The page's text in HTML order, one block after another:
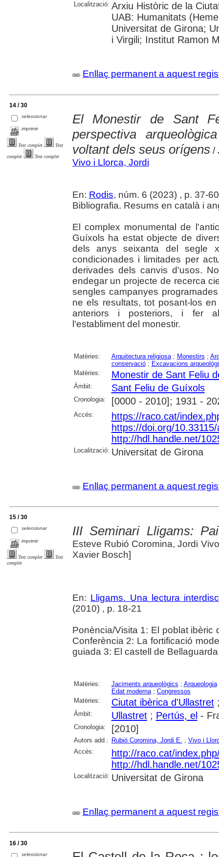
Localització: Arxiu Històric de la
UAB: Humanitats
Universitat de Girona;
i Virgili; Institut Ramon
Enllaç permanent a aquest
14 / 30
seleccionar
imprimir
Text complet Text
complet Text complet
El Monestir de Sant
perspectiva
voltant dels seus orígens/
Vivo i Llorca, Jordi
En: Rodis, núm. 6 (2023) , p. 37-
Bibliografia. Resums en català i
El complex monumental de
Guíxols ha estat objecte de
dels anys seixanta del segle
condicionades i limitades per
derivades dels canvis d'usos.
endegar un projecte de recerca
sengles campanyes
ne els resultats, tot posant-los
anteriors i posteriors, i fer
l'establiment del monestir.
Matèries: Arquitectura religiosa; Monestirs ;
conservació; Excavacions
Matèries:
Monestir de Sant Feliu
Àmbit: Sant Feliu de Guíxols
Cronologia: [0000 - 2010]; 1931 -
Accés:
https://raco.cat/
https://doi.org/
http://hdl.handle.net/
Localització: Universitat de Girona
Enllaç permanent a aquest
15 / 30
seleccionar
imprimir
Text complet
Text
complet
III Seminari Lligams:
Esteve Rubió Coromina, Jordi
Xavier Bosch]
En: Lligams. Una lectura
(2010) , p. 18-21
Ponència/Visita 1: El poblat ibèric
Conferència 2: La fortificació
guiada 3: El castell de
Matèries: Jaciments arqueològics ; Arqueologia
Edat moderna; Congressos
Matèries:
Ciutat ibèrica d'Ullastret
Àmbit: Ullastret; Pertús, el-
Cronologia: [2010]
Autors add.: Rubió Coromina, Jordi E. ; Vivo i
Accés:
http://raco.cat/
http://hdl.handle.net/
Localització: Universitat de Girona
Enllaç permanent a aquest
16 / 30
seleccionar